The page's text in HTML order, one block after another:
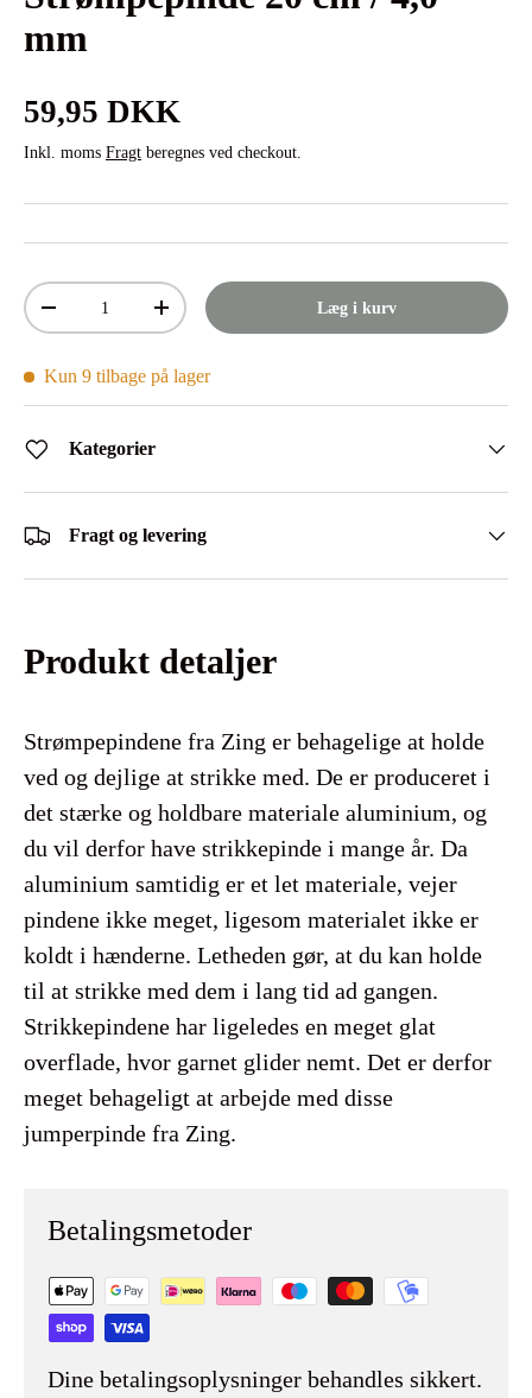
mm
Normalpris
59,95 DKK
Inkl. moms Fragt beregnes ved checkout.
Antal
Mindsk antal
Øg antal Læg i kurv
Kun 9 tilbage på lager
Kategorier
Fragt og levering
Produkt detaljer
Strømpepindene fra Zing er behagelige at holde
ved og dejlige at strikke med. De er produceret i
det stærke og holdbare materiale aluminium, og
du vil derfor have strikkepinde i mange år. Da
aluminium samtidig er et let materiale, vejer
pindene ikke meget, ligesom materialet ikke er
koldt i hænderne. Letheden gør, at du kan holde
til at strikke med dem i lang tid ad gangen.
Strikkepindene har ligeledes en meget glat
overflade, hvor garnet glider nemt. Det er derfor
meget behageligt at arbejde med disse
jumperpinde fra Zing.
Betalingsmetoder
Dine betalingsoplysninger behandles sikkert.